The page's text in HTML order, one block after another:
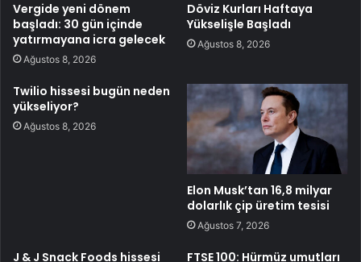
Vergide yeni dönem
başladı: 30 gün içinde
yatırmayana icra gelecek
Ağustos 8, 2026
Döviz Kurları Haftaya
Yükselişle Başladı
Ağustos 8, 2026
Twilio hissesi bugün neden
yükseliyor?
Ağustos 8, 2026
Elon Musk’tan 16,8 milyar
dolarlık çip üretim tesisi
Ağustos 7, 2026
J & J Snack Foods hissesi FTSE 100: Hürmüz umutları